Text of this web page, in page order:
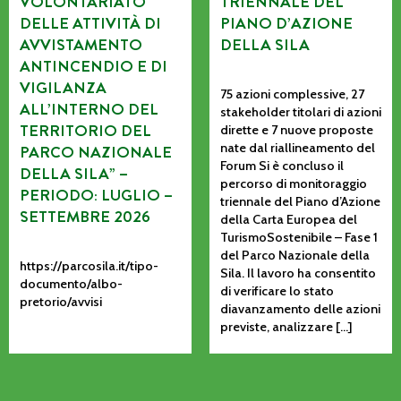
DELLE ATTIVITÀ DI
AVVISTAMENTO
ANTINCENDIO E DI
VIGILANZA
ALL’INTERNO DEL
TERRITORIO DEL
PARCO NAZIONALE
DELLA SILA” –
PERIODO: LUGLIO –
SETTEMBRE 2026
https://parcosila.it/tipo-
documento/albo-
pretorio/avvisi
PIANO D’AZIONE
DELLA SILA
75 azioni complessive, 27
stakeholder titolari di azioni
dirette e 7 nuove proposte
nate dal riallineamento del
Forum Si è concluso il
percorso di monitoraggio
triennale del Piano d’Azione
della Carta Europea del
TurismoSostenibile – Fase 1
del Parco Nazionale della
Sila. Il lavoro ha consentito
di verificare lo stato
diavanzamento delle azioni
previste, analizzare […]